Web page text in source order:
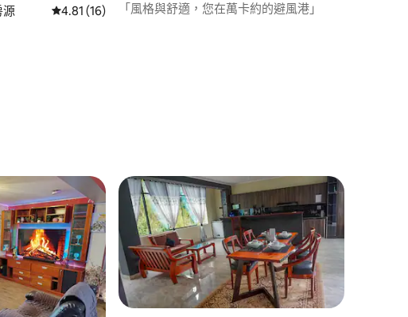
滿分 5 分）
源 從 16 則評價中獲得 4.81 的平均評分（滿分 5 分）
4.81 (16)
「風格與舒適，您在萬卡約的避風港」